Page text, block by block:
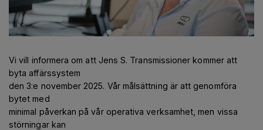
Vi vill informera om att Jens S. Transmissioner kommer att
byta affärssystem
den 3:e november 2025. Vår målsättning är att genomföra
bytet med
minimal påverkan på vår operativa verksamhet, men vissa
störningar kan